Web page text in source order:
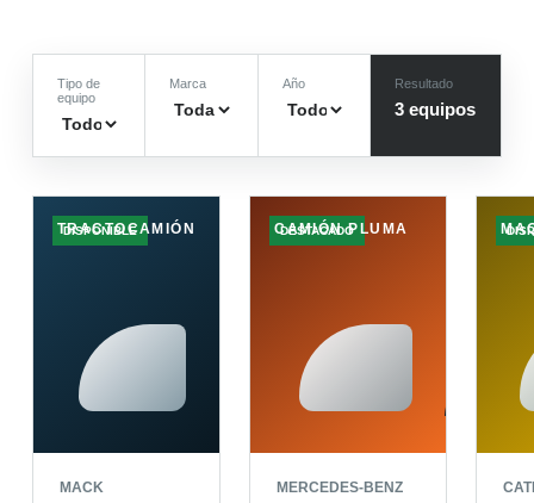
Tipo de
equipo
Marca Año Resultado
3 equipos
DISPONIBLE
TRACTOCAMIÓN
MACK
DESTACADO
CAMIÓN PLUMA
MERCEDES-BENZ